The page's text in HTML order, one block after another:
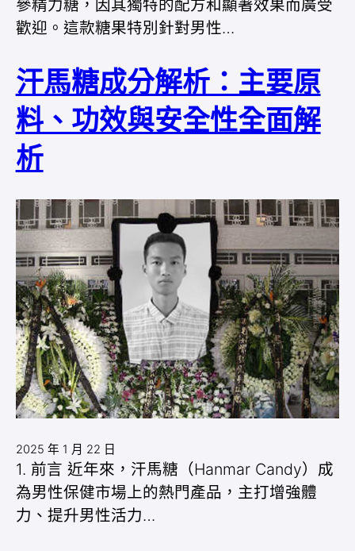
參精力糖，因其獨特的配方和顯著效果而廣受
歡迎。這款糖果特別針對男性…
汗馬糖成分解析：主要原
料、功效與安全性全面解
析
2025 年 1 月 22 日
1. 前言 近年來，汗馬糖（Hanmar Candy）成
為男性保健市場上的熱門產品，主打增強體
力、提升男性活力…